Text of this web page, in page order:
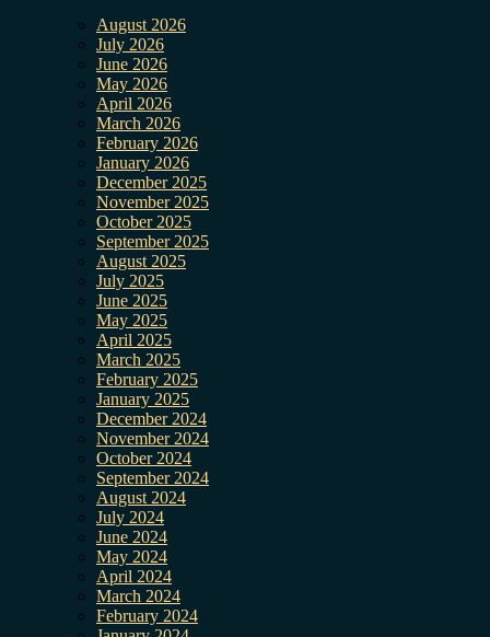
August 2026
July 2026
June 2026
May 2026
April 2026
March 2026
February 2026
January 2026
December 2025
November 2025
October 2025
September 2025
August 2025
July 2025
June 2025
May 2025
April 2025
March 2025
February 2025
January 2025
December 2024
November 2024
October 2024
September 2024
August 2024
July 2024
June 2024
May 2024
April 2024
March 2024
February 2024